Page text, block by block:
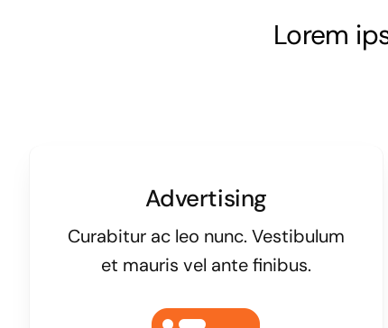
Lorem
Advertising
Curabitur ac leo nunc. Vestibulum
et mauris vel ante finibus.